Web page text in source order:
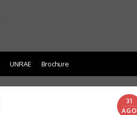
UNRAE Brochure
31
AGO